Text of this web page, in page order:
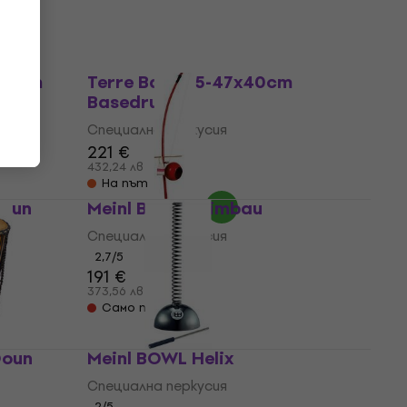
Terre Bass 45-47x40cm
Basedrum
Специална перкусия
221 €
432,24 лв
На път
Meinl BE1R Berimbau
Специална перкусия
2,7/5
191 €
373,56 лв
Само по поръчка
Meinl BOWL Helix
Специална перкусия